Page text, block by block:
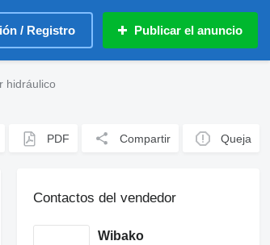
/ Registro Publicar el anuncio
hidráulico
PDF Compartir Queja
Contactos del vendedor
Wibako